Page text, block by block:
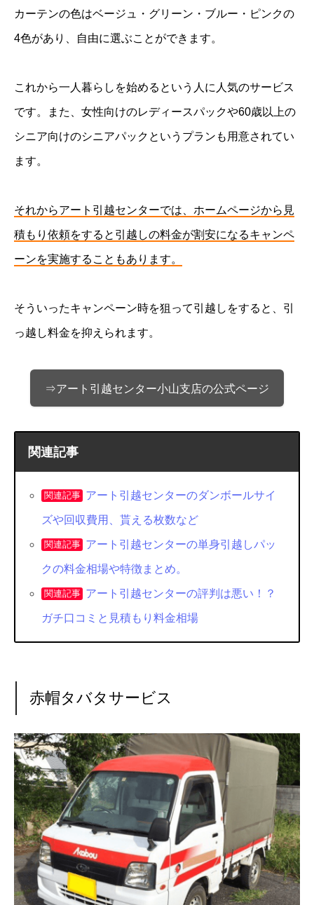
カーテンの色はベージュ・グリーン・ブルー・ピンクの
4色があり、自由に選ぶことができます。
これから一人暮らしを始めるという人に人気のサービス
です。また、女性向けのレディースパックや60歳以上の
シニア向けのシニアパックというプランも用意されてい
ます。
それからアート引越センターでは、ホームページから見
積もり依頼をすると引越しの料金が割安になるキャンペ
ーンを実施することもあります。
そういったキャンペーン時を狙って引越しをすると、引
っ越し料金を抑えられます。
⇒アート引越センター小山支店の公式ページ
関連記事
関連記事 アート引越センターのダンボールサイ
ズや回収費用、貰える枚数など
関連記事 アート引越センターの単身引越しパッ
クの料金相場や特徴まとめ。
関連記事 アート引越センターの評判は悪い！？
ガチ口コミと見積もり料金相場
赤帽タバタサービス